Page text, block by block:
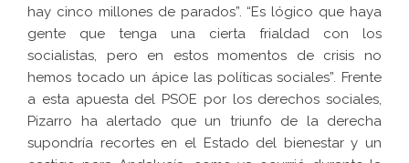
hay cinco millones de parados”. “Es lógico que haya
gente que tenga una cierta frialdad con los
socialistas, pero en estos momentos de crisis no
hemos tocado un ápice las políticas sociales”. Frente
a esta apuesta del PSOE por los derechos sociales,
Pizarro ha alertado que un triunfo de la derecha
supondría recortes en el Estado del bienestar y un